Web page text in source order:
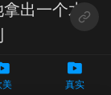
出一个水回首页
美 真实